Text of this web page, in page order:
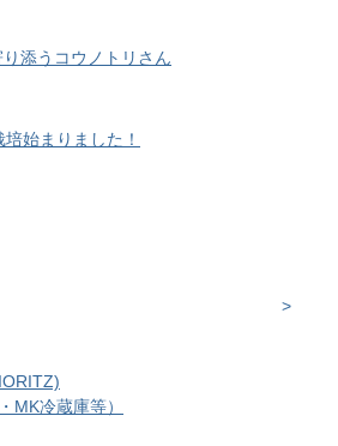
添うコウノトリさん
始まりました！
MK冷蔵庫等）